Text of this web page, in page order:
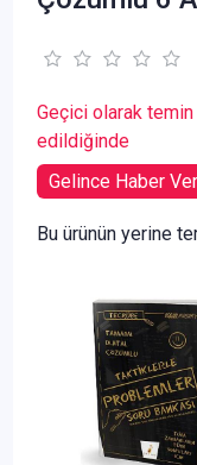
Geçici olarak
edildiğinde
Gelince Haber Ver
Bu ürünün yerine